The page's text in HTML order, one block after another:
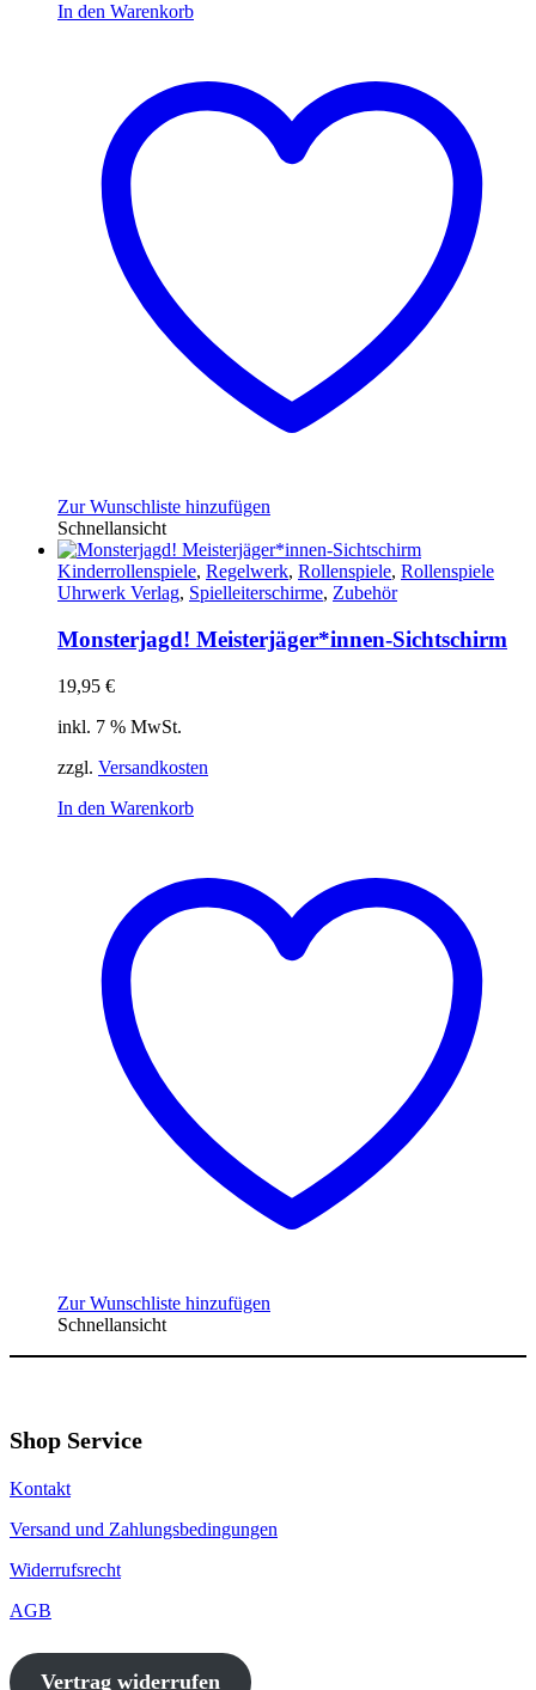
In den Warenkorb
Zur Wunschliste hinzufügen
Schnellansicht
Kinderrollenspiele, Regelwerk, Rollenspiele, Rollenspiele
Uhrwerk Verlag, Spielleiterschirme, Zubehör
Monsterjagd! Meisterjäger*innen-Sichtschirm
19,95 €
inkl. 7 % MwSt.
zzgl. Versandkosten
In den Warenkorb
Zur Wunschliste hinzufügen
Schnellansicht
Shop Service
Kontakt
Versand und Zahlungsbedingungen
Widerrufsrecht
AGB
Vertrag widerrufen